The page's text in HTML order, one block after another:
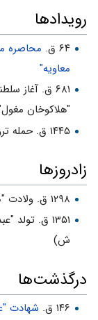
رویدادها
۶۴ ق.
محاصره
معاویه"
۶۸۱ ق. آغاز
"هلاكوخان
۱۴۴۵ ق. حمله تروریستی به
زادروزها
۱۲۹۸ ق. ولادت "میرزا محمدحسین ادیب آزاد" شاعر
۱۳۵۱ ق. تولد "عبداللهی ناصر" عالم شیعه اهل
ش)
درگذشت‌ها
۱۴۶ ق.
شهادت